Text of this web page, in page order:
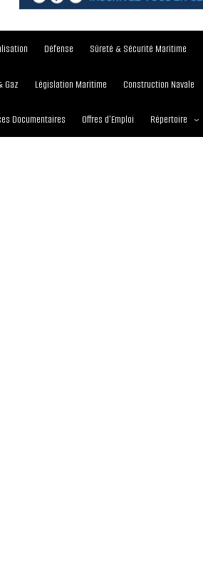
Défense Sûreté & Sécurité Maritime
Gaz Législation Maritime Construction Navale
Documentaires Offres d’Emploi Répertoire